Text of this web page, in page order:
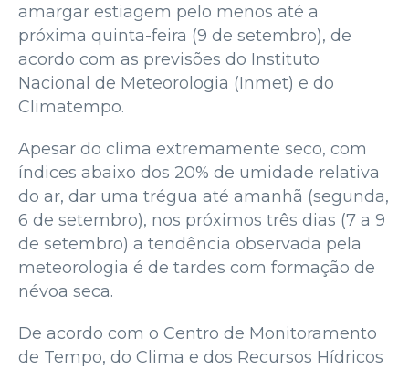
amargar estiagem pelo menos até a
próxima quinta-feira (9 de setembro), de
acordo com as previsões do Instituto
Nacional de Meteorologia (Inmet) e do
Climatempo.
Apesar do clima extremamente seco, com
índices abaixo dos 20% de umidade relativa
do ar, dar uma trégua até amanhã (segunda,
6 de setembro), nos próximos três dias (7 a 9
de setembro) a tendência observada pela
meteorologia é de tardes com formação de
névoa seca.
De acordo com o Centro de Monitoramento
de Tempo, do Clima e dos Recursos Hídricos